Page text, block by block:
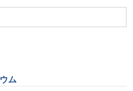
ム